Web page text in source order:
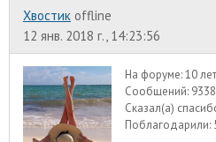
Хвостик offline
12 янв. 2018 г., 14:23:56
На форуме:10
Сообщений: 9338
Сказал(а)
Поблагодарили: